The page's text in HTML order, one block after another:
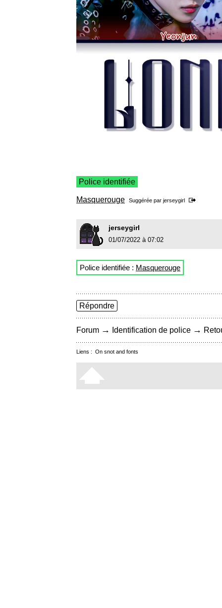
Police identifiée
Masquerouge Suggérée par jerseygirl
jerseygirl
01/07/2022 à 07:02
Police identifiée : Masquerouge
Répondre
Forum → Identification de police →
Liens : On snot and fonts